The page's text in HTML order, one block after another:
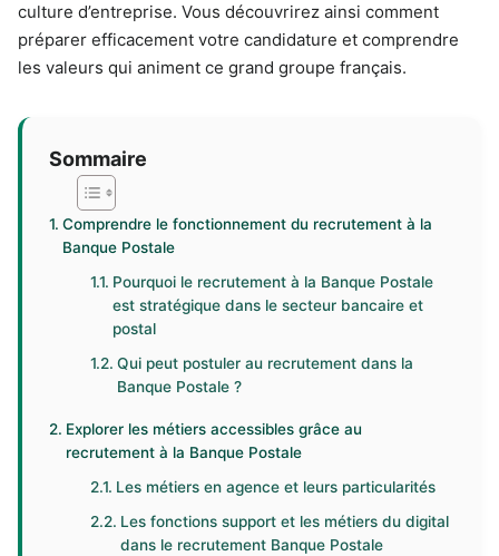
culture d’entreprise. Vous découvrirez ainsi comment
préparer efficacement votre candidature et comprendre
les valeurs qui animent ce grand groupe français.
Sommaire
Comprendre le fonctionnement du recrutement à la
Banque Postale
Pourquoi le recrutement à la Banque Postale
est stratégique dans le secteur bancaire et
postal
Qui peut postuler au recrutement dans la
Banque Postale ?
Explorer les métiers accessibles grâce au
recrutement à la Banque Postale
Les métiers en agence et leurs particularités
Les fonctions support et les métiers du digital
dans le recrutement Banque Postale